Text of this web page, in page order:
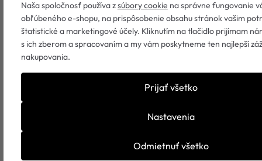
Naša spoločnosť používa zsúbory cookie na správne fungovanie
obľúbeného e-shopu, na prispôsobenie obsahu stránok vašim
štatistické a marketingové účely. Kliknutím na tlačidlo prijímam
s ich zberom a spracovaním a my vám poskytneme ten najlepší
nakupovania.
Odmietnuť všetko
Nastavenia
Prijať všetko